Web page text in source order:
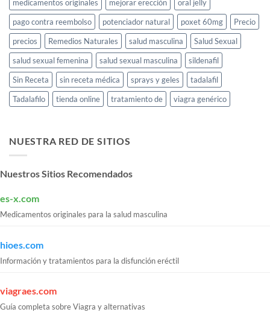
medicamentos originales
mejorar erección
oral jelly
pago contra reembolso
potenciador natural poxet 60mg
Precio
precios
Remedios Naturales salud masculina
Salud Sexual
salud sexual femenina
salud sexual masculina
sildenafil
Sin Receta
sin receta médica sprays y geles
tadalafil
Tadalafilo
tienda online tratamiento de viagra genérico
NUESTRA RED DE SITIOS
Nuestros Sitios Recomendados
es-x.com
Medicamentos originales para la salud masculina
hioes.com
Información y tratamientos para la disfunción eréctil
viagraes.com
Guía completa sobre Viagra y alternativas